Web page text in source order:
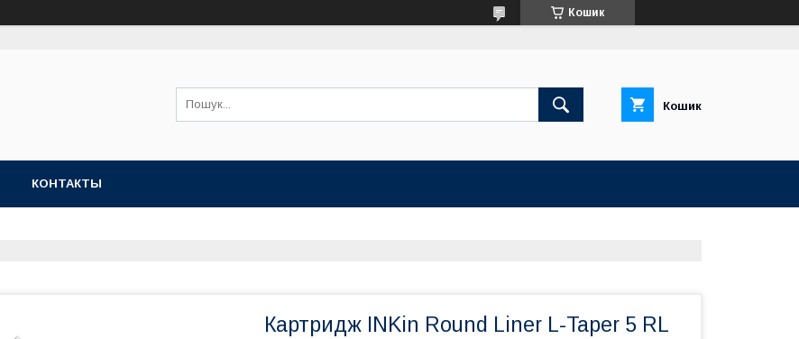
Кошик
Кошик
КОНТАКТЫ
Картридж INKin Round Liner L-Taper 5 RL